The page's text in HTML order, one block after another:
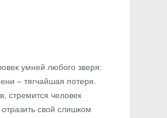
умней любого зверя:
– тягчайшая потеря.
стремится человек
отразить свой слишком